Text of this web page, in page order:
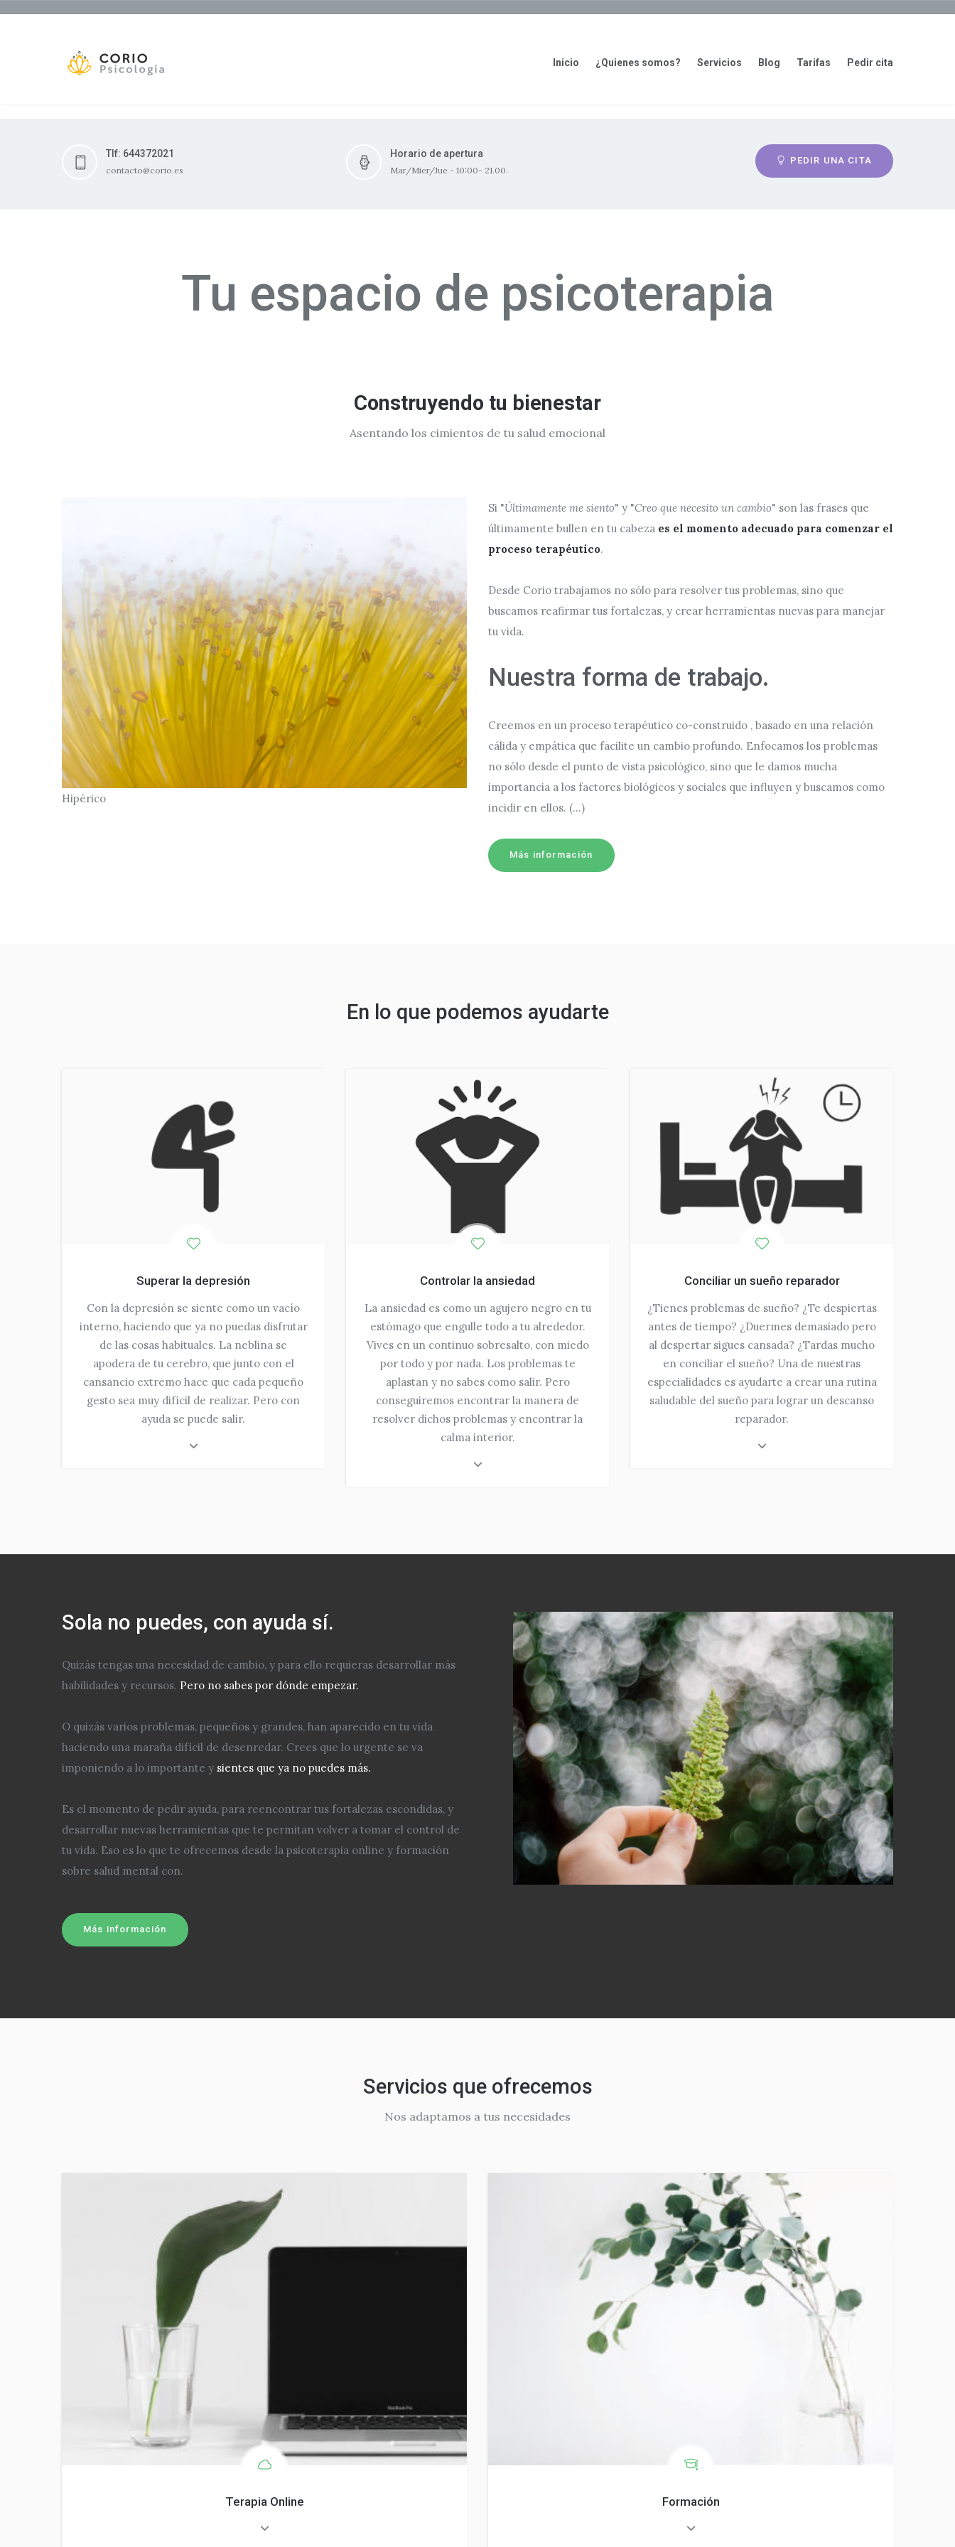
Inicio ¿Quienes somos? Servicios Blog Tarifas Pedir cita
Tlf: 644372021
contacto@corio.es
Horario de apertura
Mar/Mier/Jue - 10:00- 21.00.
PEDIR UNA CITA
Tu espacio de psicoterapia
Construyendo tu bienestar
Asentando los cimientos de tu salud emocional
Hipérico
Si "Últimamente me siento" y "Creo que necesito un cambio" son las frases que
últimamente bullen en tu cabeza es el momento adecuado para comenzar el
proceso terapéutico.
Desde Corio trabajamos no sólo para resolver tus problemas, sino que
buscamos reafirmar tus fortalezas, y crear herramientas nuevas para manejar
tu vida.
Nuestra forma de trabajo.
Creemos en un proceso terapéutico co-construido , basado en una relación
cálida y empática que facilite un cambio profundo. Enfocamos los problemas
no sólo desde el punto de vista psicológico, sino que le damos mucha
importancia a los factores biológicos y sociales que influyen y buscamos como
incidir en ellos. (...)
Más información
En lo que podemos ayudarte
Superar la depresión
Con la depresión se siente como un vacío
interno, haciendo que ya no puedas disfrutar
de las cosas habituales. La neblina se
apodera de tu cerebro, que junto con el
cansancio extremo hace que cada pequeño
gesto sea muy difícil de realizar. Pero con
ayuda se puede salir.
Controlar la ansiedad
La ansiedad es como un agujero negro en tu
estómago que engulle todo a tu alrededor.
Vives en un continuo sobresalto, con miedo
por todo y por nada. Los problemas te
aplastan y no sabes como salir. Pero
conseguiremos encontrar la manera de
resolver dichos problemas y encontrar la
calma interior.
Conciliar un sueño reparador
¿Tienes problemas de sueño? ¿Te despiertas
antes de tiempo? ¿Duermes demasiado pero
al despertar sigues cansada? ¿Tardas mucho
en conciliar el sueño? Una de nuestras
especialidades es ayudarte a crear una rutina
saludable del sueño para lograr un descanso
reparador.
Sola no puedes, con ayuda sí.
Quizás tengas una necesidad de cambio, y para ello requieras desarrollar más
habilidades y recursos. Pero no sabes por dónde empezar.
O quizás varios problemas, pequeños y grandes, han aparecido en tu vida
haciendo una maraña difícil de desenredar. Crees que lo urgente se va
imponiendo a lo importante y sientes que ya no puedes más.
Es el momento de pedir ayuda, para reencontrar tus fortalezas escondidas, y
desarrollar nuevas herramientas que te permitan volver a tomar el control de
tu vida. Eso es lo que te ofrecemos desde la psicoterapia online y formación
sobre salud mental con.
Más información
Servicios que ofrecemos
Nos adaptamos a tus necesidades
Terapia Online Formación